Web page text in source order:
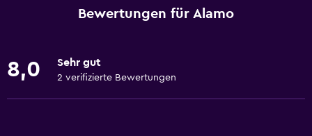
Bewertungen für Alamo
8,0 Sehr gut
2 verifizierte Bewertungen